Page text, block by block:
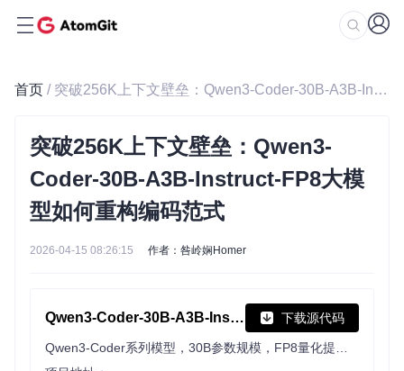
首页 / 突破256K上下文壁垒：Qwen3-Coder-30B-A3B-Instruct-FP8大模型如何重构编码范式
突破256K上下文壁垒：Qwen3-
Coder-30B-A3B-Instruct-FP8大模
型如何重构编码范式
2026-04-15 08:26:15 作者：咎岭娴Homer
Qwen3-Coder-30B-A3B-Instruct-FP8 下载源代码